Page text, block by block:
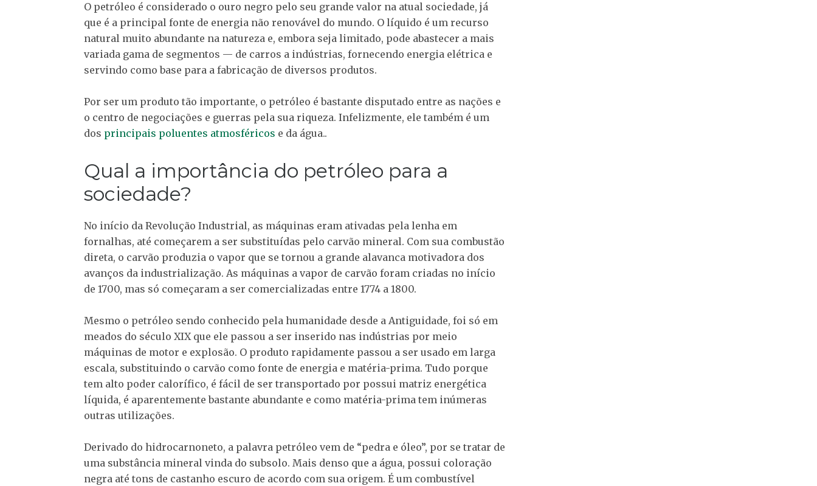
O petróleo é considerado o ouro negro pelo seu grande valor na atual sociedade, já
que é a principal fonte de energia não renovável do mundo. O líquido é um recurso
natural muito abundante na natureza e, embora seja limitado, pode abastecer a mais
variada gama de segmentos — de carros a indústrias, fornecendo energia elétrica e
servindo como base para a fabricação de diversos produtos.
Por ser um produto tão importante, o petróleo é bastante disputado entre as nações e
o centro de negociações e guerras pela sua riqueza. Infelizmente, ele também é um
dos principais poluentes atmosféricos e da água..
Qual a importância do petróleo para a
sociedade?
No início da Revolução Industrial, as máquinas eram ativadas pela lenha em
fornalhas, até começarem a ser substituídas pelo carvão mineral. Com sua combustão
direta, o carvão produzia o vapor que se tornou a grande alavanca motivadora dos
avanços da industrialização. As máquinas a vapor de carvão foram criadas no início
de 1700, mas só começaram a ser comercializadas entre 1774 a 1800.
Mesmo o petróleo sendo conhecido pela humanidade desde a Antiguidade, foi só em
meados do século XIX que ele passou a ser inserido nas indústrias por meio
máquinas de motor e explosão. O produto rapidamente passou a ser usado em larga
escala, substituindo o carvão como fonte de energia e matéria-prima. Tudo porque
tem alto poder calorífico, é fácil de ser transportado por possui matriz energética
líquida, é aparentemente bastante abundante e como matéria-prima tem inúmeras
outras utilizações.
Derivado do hidrocarnoneto, a palavra petróleo vem de “pedra e óleo”, por se tratar de
uma substância mineral vinda do subsolo. Mais denso que a água, possui coloração
negra até tons de castanho escuro de acordo com sua origem. É um combustível